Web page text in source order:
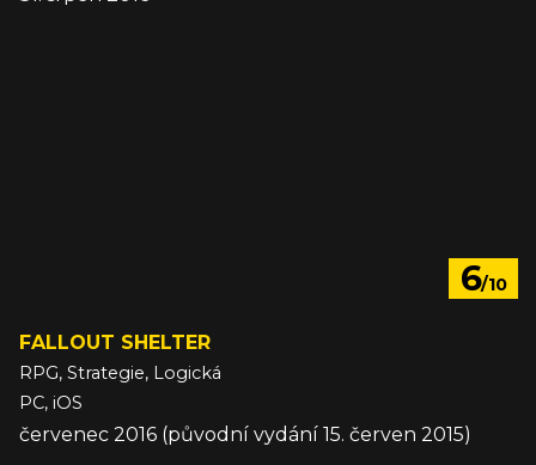
6/10
FALLOUT SHELTER
RPG, Strategie, Logická
PC, iOS
červenec 2016 (původní vydání 15. červen 2015)